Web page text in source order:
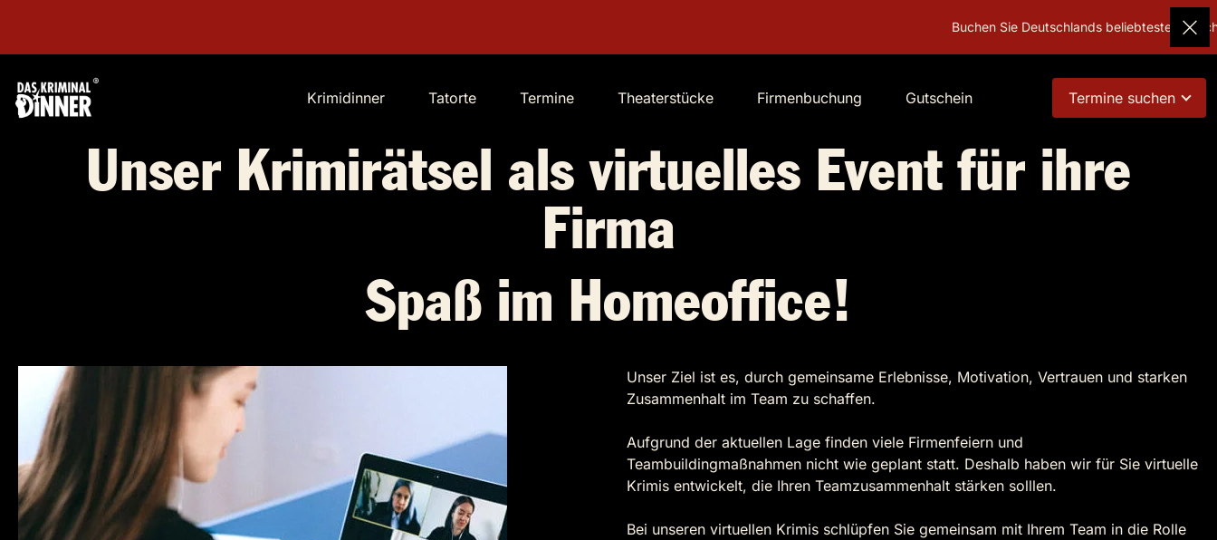
Buchen Sie Deutschlands beliebtestes Geschenk!
Krimidinner Tatorte Termine Theaterstücke Firmenbuchung Gutschein Termine suchen
Unser Krimirätsel als virtuelles Event für ihre
Firma
Spaß im Homeoffice!
Unser Ziel ist es, durch gemeinsame Erlebnisse, Motivation, Vertrauen und starken
Zusammenhalt im Team zu schaffen.
Aufgrund der aktuellen Lage finden viele Firmenfeiern und
Teambuildingmaßnahmen nicht wie geplant statt. Deshalb haben wir für Sie virtuelle
Krimis entwickelt, die Ihren Teamzusammenhalt stärken solllen.
Bei unseren virtuellen Krimis schlüpfen Sie gemeinsam mit Ihrem Team in die Rolle